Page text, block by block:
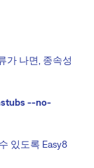
가 나면, 종속성
--no-
있도록 Easy8